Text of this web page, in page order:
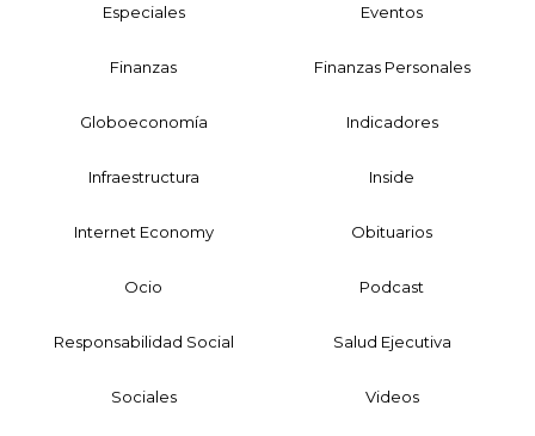
Especiales Eventos
Finanzas Finanzas Personales
Globoeconomía Indicadores
Infraestructura Inside
Internet Economy Obituarios
Ocio Podcast
Responsabilidad Social Salud Ejecutiva
Sociales Videos